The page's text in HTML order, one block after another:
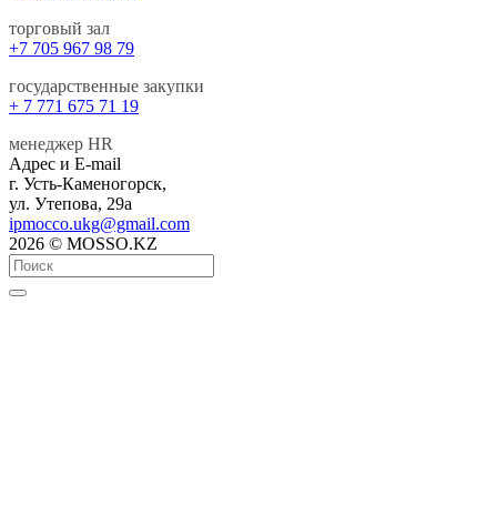
торговый зал
+7 705 967 98 79
государственные закупки
+ 7 771 675 71 19
менеджер HR
Адрес и E-mail
г. Усть-Каменогорск,
ул. Утепова, 29а
ipmocco.ukg@gmail.com
2026 © MOSSO.KZ